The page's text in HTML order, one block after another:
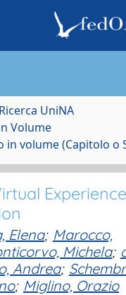
UniNA
Volume
in volume (Capitolo o
Elena; Marocco,
Michela;
Andrea;
; Miglino, Orazio